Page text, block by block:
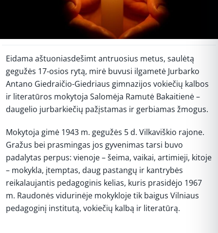
Eidama aštuoniasdešimt antruosius metus, saulėtą
gegužės 17-osios rytą, mirė buvusi ilgametė Jurbarko
Antano Giedraičio-Giedriaus gimnazijos vokiečių kalbos
ir literatūros mokytoja Salomėja Ramutė Bakaitienė –
daugelio jurbarkiečių pažįstamas ir gerbiamas žmogus.
Mokytoja gimė 1943 m. gegužės 5 d. Vilkaviškio rajone.
Gražus bei prasmingas jos gyvenimas tarsi buvo
padalytas perpus: vienoje – šeima, vaikai, artimieji, kitoje
– mokykla, įtemptas, daug pastangų ir kantrybės
reikalaujantis pedagoginis kelias, kuris prasidėjo 1967
m. Raudonės vidurinėje mokykloje tik baigus Vilniaus
pedagoginį institutą, vokiečių kalbą ir literatūrą.